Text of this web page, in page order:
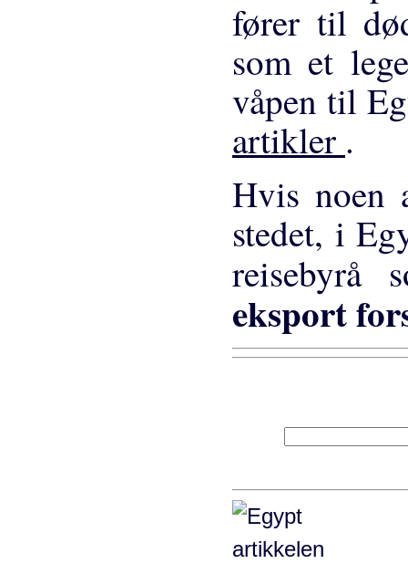
fører til
som et
våpen til
artikler .
Hvis noen
stedet, i
reisebyrå
eksport